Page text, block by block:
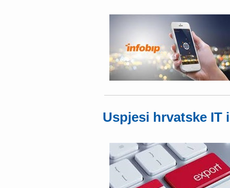
Uspjesi hrvatske